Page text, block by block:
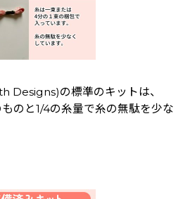
Designs)の標準のキットは、
のと1/4の糸量で糸の無駄を少な